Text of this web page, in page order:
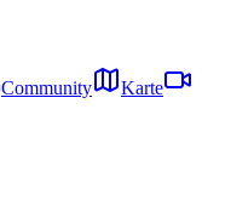
Community
Karte